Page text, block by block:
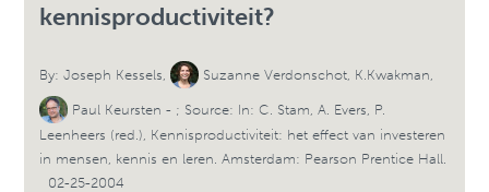
kennisproductiviteit?
By:Joseph Kessels, Suzanne Verdonschot, K.Kwakman,
Paul Keursten - ; Source: In: C. Stam, A. Evers, P.
Leenheers (red.), Kennisproductiviteit: het effect van investeren
in mensen, kennis en leren. Amsterdam: Pearson Prentice Hall.
02-25-2004